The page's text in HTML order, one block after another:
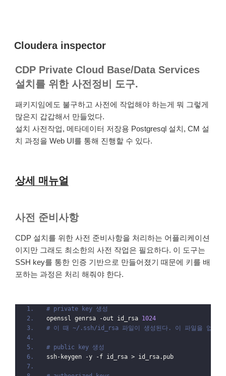
Cloudera inspector
CDP Private Cloud Base/Data Services
설치를 위한 사전정비 도구.
패키지임에도 불구하고 사전에 작업해야 하는게 뭐 그렇게
많은지 갑갑해서 만들었다.
설치 사전작업, 메타데이터 저장용 Postgresql 설치, CM 설
치 과정을 Web UI를 통해 진행할 수 있다.
상세 매뉴얼
사전 준비사항
CDP 설치를 위한 사전 준비사항을 처리하는 어플리케이션
이지만 그래도 최소한의 사전 작업은 필요하다. 이 도구는
SSH key를 통한 인증 기반으로 만들어졌기 때문에 키를 배
포하는 과정은 처리 해줘야 한다.
# private key 생성
openssl genrsa -out id_rsa 1024
# 이 때 ~/.ssh/id_rsa 파일이 생성된다. 이 파일을 업로
# public key 생성
ssh-keygen -y -f id_rsa > id_rsa.pub